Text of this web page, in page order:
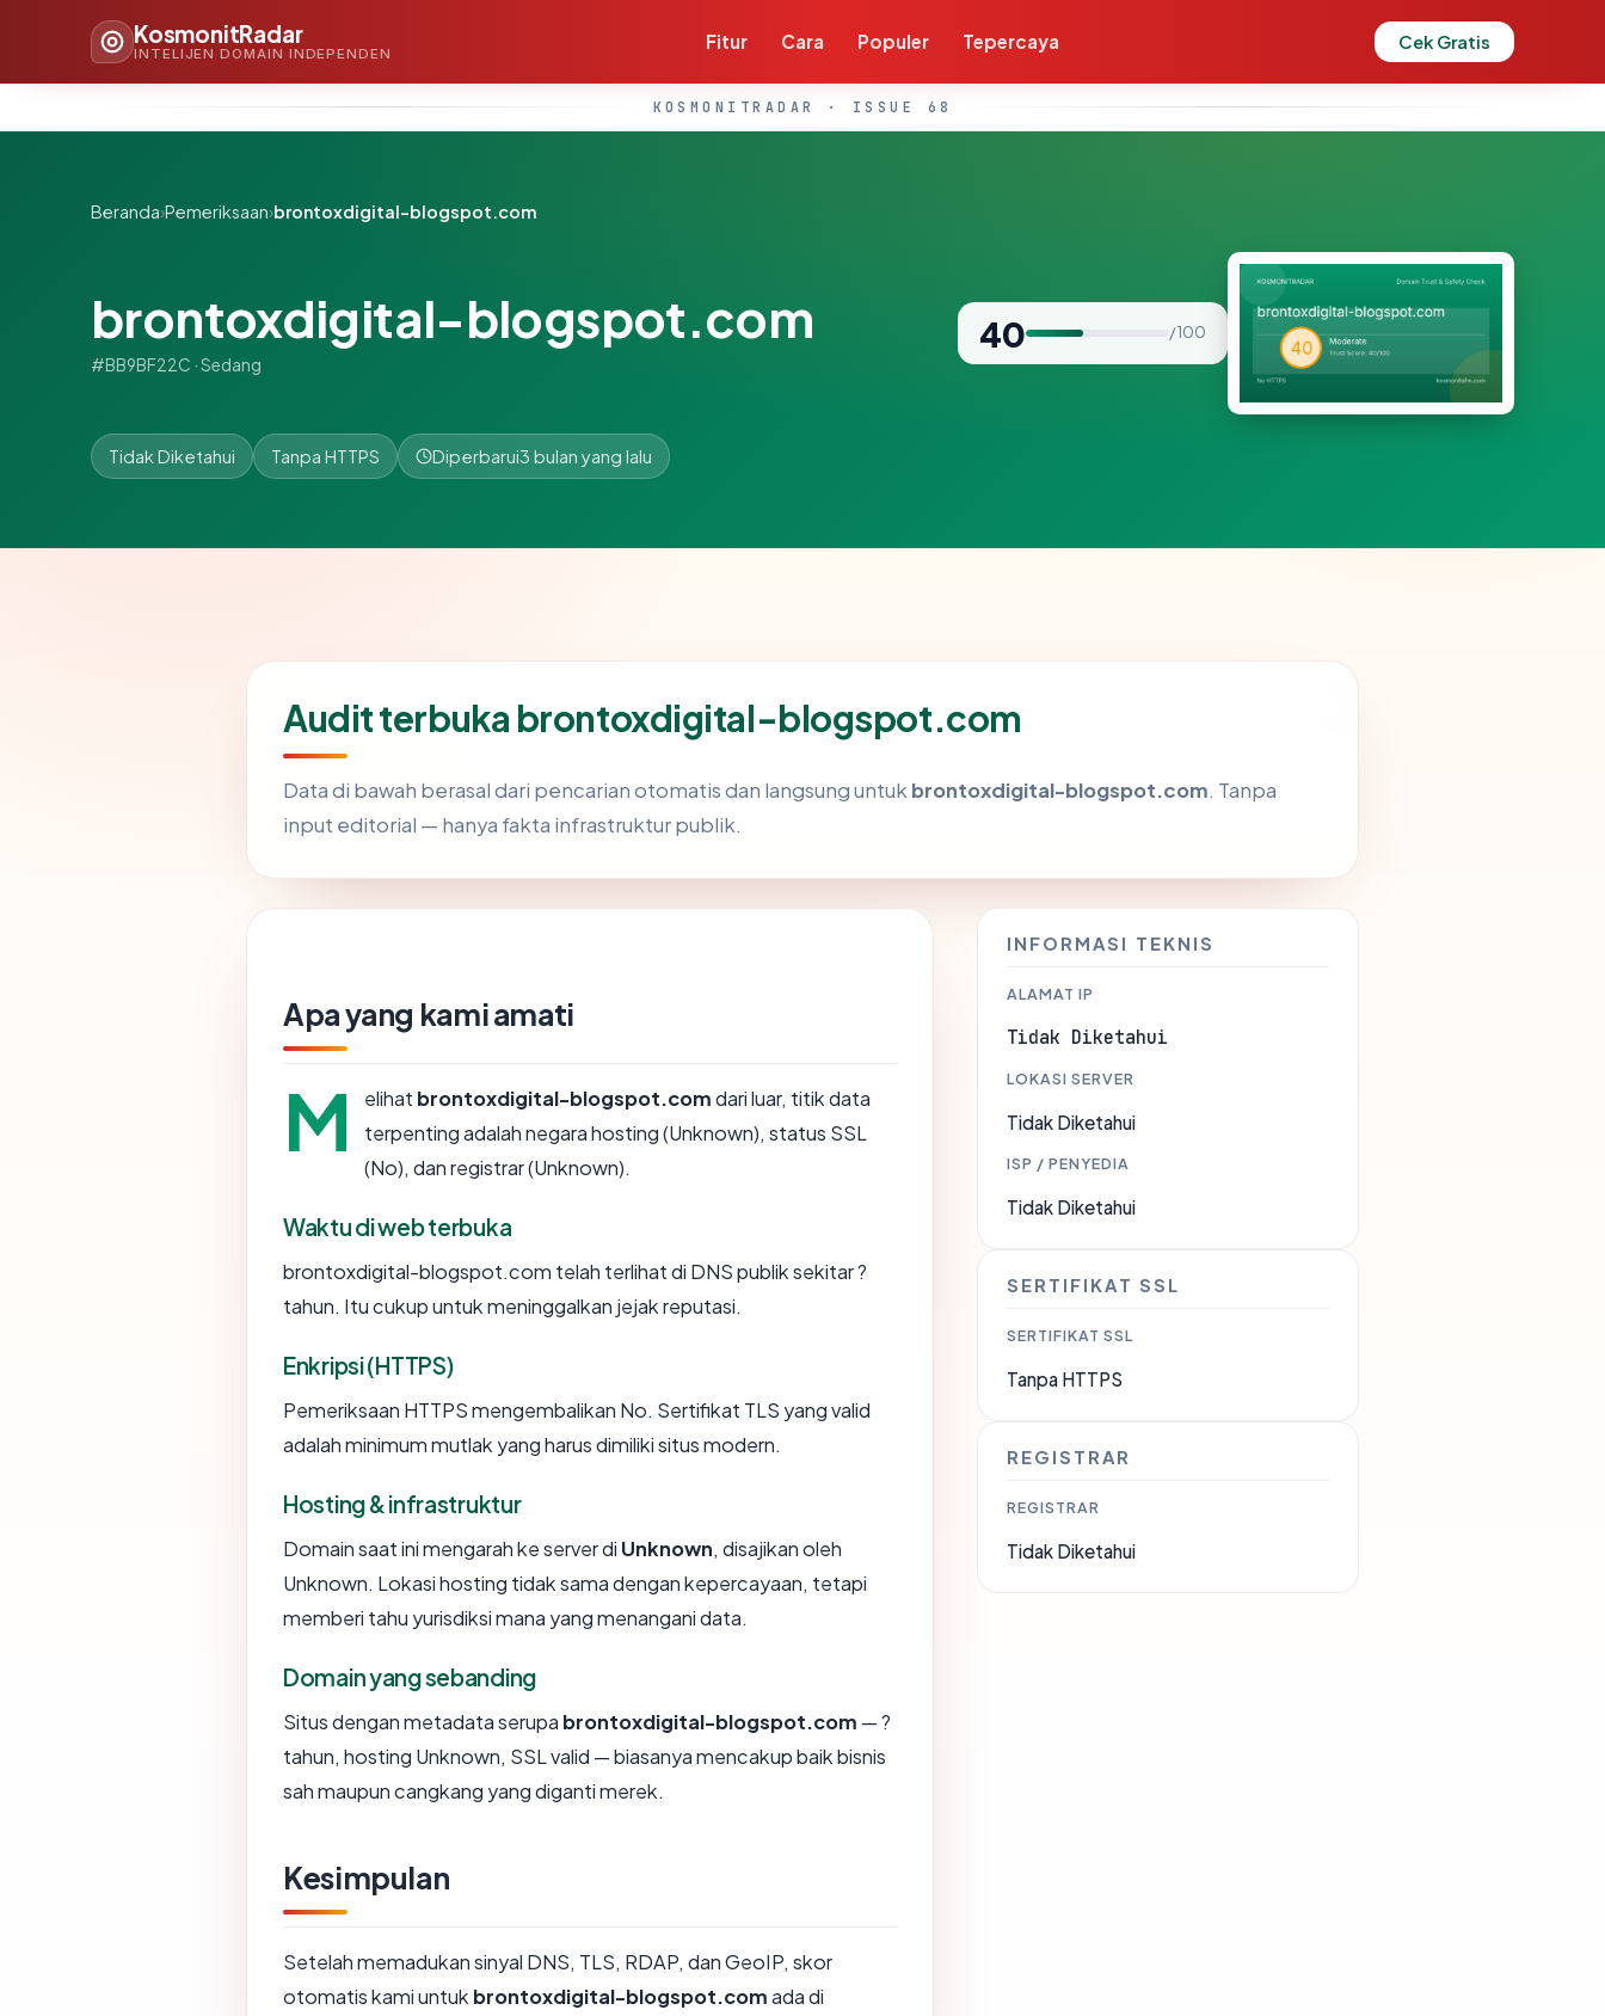
KosmonitRadar
INTELIJEN DOMAIN INDEPENDEN
Fitur Cara Populer Tepercaya Cek Gratis
KOSMONITRADAR · ISSUE 68
Beranda›Pemeriksaan›brontoxdigital-blogspot.com
brontoxdigital-blogspot.com
#BB9BF22C · Sedang
40 / 100
Tidak Diketahui Tanpa HTTPS Diperbarui3 bulan yang lalu
Audit terbuka brontoxdigital-blogspot.com
Data di bawah berasal dari pencarian otomatis dan langsung untuk brontoxdigital-blogspot.com. Tanpa
input editorial — hanya fakta infrastruktur publik.
Apa yang kami amati
M elihat brontoxdigital-blogspot.comdari luar, titik data
terpenting adalah negara hosting (Unknown), status SSL
(No), dan registrar (Unknown).
Waktu di web terbuka
brontoxdigital-blogspot.com telah terlihat di DNS publik sekitar ?
tahun. Itu cukup untuk meninggalkan jejak reputasi.
Enkripsi (HTTPS)
Pemeriksaan HTTPS mengembalikan No. Sertifikat TLS yang valid
adalah minimum mutlak yang harus dimiliki situs modern.
Hosting & infrastruktur
Domain saat ini mengarah ke server di Unknown, disajikan oleh
Unknown. Lokasi hosting tidak sama dengan kepercayaan, tetapi
memberi tahu yurisdiksi mana yang menangani data.
Domain yang sebanding
Situs dengan metadata serupa brontoxdigital-blogspot.com — ?
tahun, hosting Unknown, SSL valid — biasanya mencakup baik bisnis
sah maupun cangkang yang diganti merek.
Kesimpulan
Setelah memadukan sinyal DNS, TLS, RDAP, dan GeoIP, skor
otomatis kami untuk brontoxdigital-blogspot.comada di
INFORMASI TEKNIS
ALAMAT IP
Tidak Diketahui
LOKASI SERVER
Tidak Diketahui
ISP / PENYEDIA
Tidak Diketahui
SERTIFIKAT SSL
SERTIFIKAT SSL
Tanpa HTTPS
REGISTRAR
REGISTRAR
Tidak Diketahui